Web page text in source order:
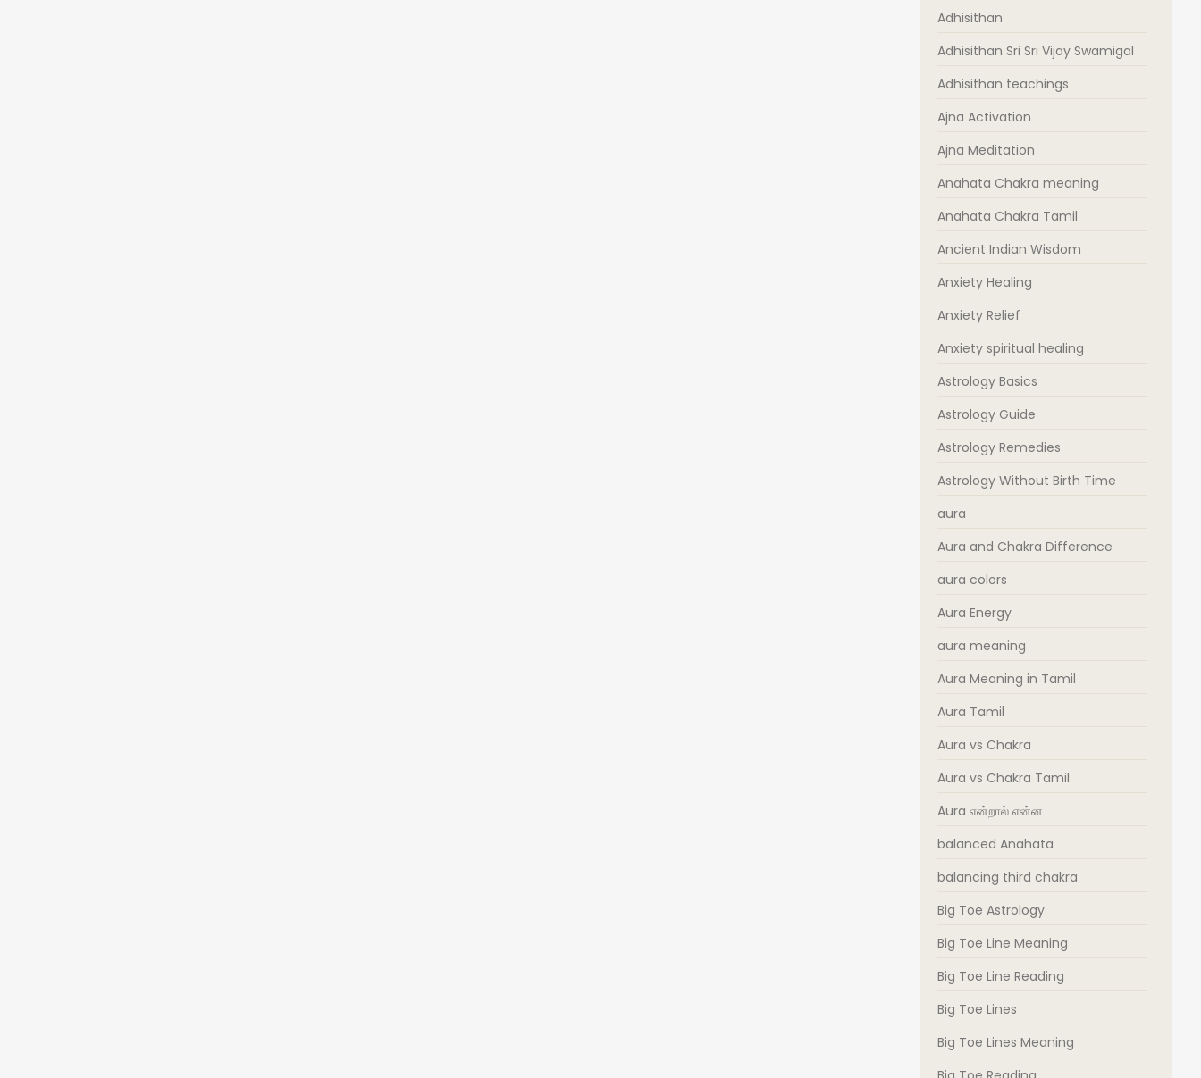
Adhisithan
Adhisithan Sri Sri Vijay Swamigal
Adhisithan teachings
Ajna Activation
Ajna Meditation
Anahata Chakra meaning
Anahata Chakra Tamil
Ancient Indian Wisdom
Anxiety Healing
Anxiety Relief
Anxiety spiritual healing
Astrology Basics
Astrology Guide
Astrology Remedies
Astrology Without Birth Time
aura
Aura and Chakra Difference
aura colors
Aura Energy
aura meaning
Aura Meaning in Tamil
Aura Tamil
Aura vs Chakra
Aura vs Chakra Tamil
Aura என்றால் என்ன
balanced Anahata
balancing third chakra
Big Toe Astrology
Big Toe Line Meaning
Big Toe Line Reading
Big Toe Lines
Big Toe Lines Meaning